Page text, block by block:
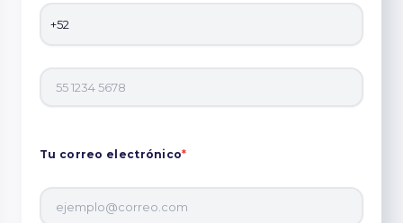
Tu correo electrónico*